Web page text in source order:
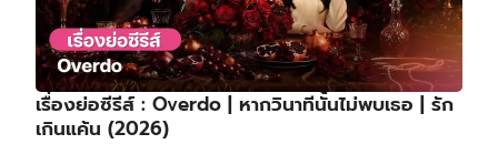
เรื่องย่อซีรีส์ : Overdo | หากวินาทีนั้นไม่พบเธอ | รัก
เกินแค้น (2026)